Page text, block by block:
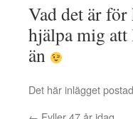
Vad det är
hjälpa mig att
än
Det här inlägget